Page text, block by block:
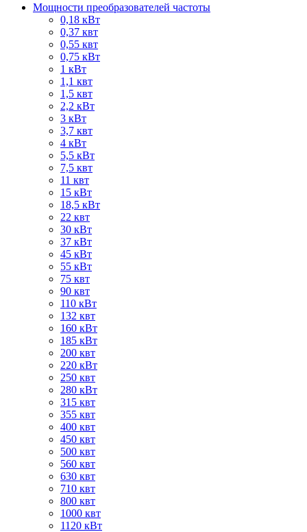
Мощности преобразователей частоты
0,18 кВт
0,37 квт
0,55 квт
0,75 кВт
1 кВт
1,1 квт
1,5 квт
2,2 кВт
3 кВт
3,7 квт
4 кВт
5,5 кВт
7,5 квт
11 квт
15 кВт
18,5 кВт
22 квт
30 кВт
37 кВт
45 кВт
55 кВт
75 квт
90 квт
110 кВт
132 квт
160 кВт
185 кВт
200 квт
220 кВт
250 квт
280 кВт
315 квт
355 квт
400 квт
450 квт
500 квт
560 квт
630 квт
710 квт
800 квт
1000 квт
1120 кВт